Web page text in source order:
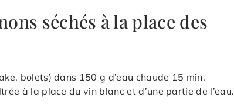
séchés à la place des
bolets) dans 150 g d’eau chaude 15 min.
à la place du vin blanc et d’une partie de l’eau.